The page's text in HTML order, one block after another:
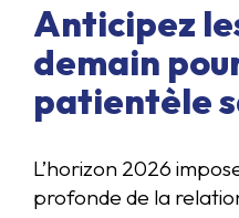
Anticipez
demain
patientèle
L’horizon 2026
profonde de la